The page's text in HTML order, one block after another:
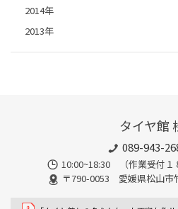
2014年
2013年
タイヤ館
089-943-
10:00~18:30 （作業受付１
〒790-0053 愛媛県松山市